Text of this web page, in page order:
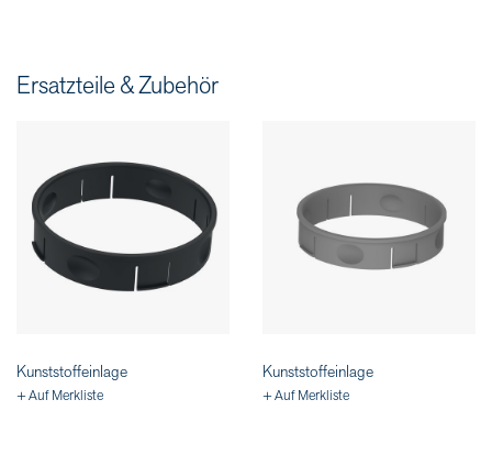
Ersatzteile & Zubehör
Kunststoffeinlage
+ Auf Merkliste
Kunststoffeinlage
+ Auf Merkliste